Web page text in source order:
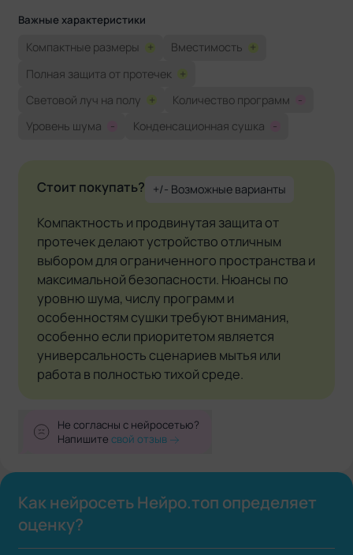
Важные характеристики
Компактные размеры + Вместимость +
Полная защита от протечек +
Световой луч на полу + Количество программ
-
Уровень шума
- Конденсационная сушка -
Стоит покупать? +/- Возможные варианты
Компактность и продвинутая защита от
протечек делают устройство отличным
выбором для ограниченного пространства и
максимальной безопасности. Нюансы по
уровню шума, числу программ и
особенностям сушки требуют внимания,
особенно если приоритетом является
универсальность сценариев мытья или
работа в полностью тихой среде.
Не согласны с нейросетью?
Напишитесвой отзыв
Как нейросеть Нейро.топ определяет
оценку?